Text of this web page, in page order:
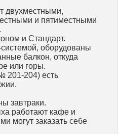
двухместными,
и пятиместными
и Стандарт.
оборудованы
балкон, откуда
или горы.
201-204) есть
завтраки.
работают кафе и
могут заказать себе